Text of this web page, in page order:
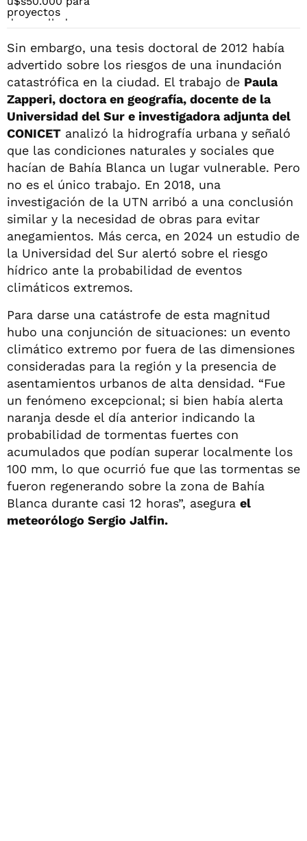
Sin embargo, una tesis doctoral de 2012 había
advertido sobre los riesgos de una inundación
catastrófica en la ciudad. El trabajo de Paula
Zapperi, doctora en geografía, docente de la
Universidad del Sur e investigadora adjunta del
CONICET analizó la hidrografía urbana y señaló
que las condiciones naturales y sociales que
hacían de Bahía Blanca un lugar vulnerable. Pero
no es el único trabajo. En 2018, una
investigación de la UTN arribó a una conclusión
similar y la necesidad de obras para evitar
anegamientos. Más cerca, en 2024 un estudio de
la Universidad del Sur alertó sobre el riesgo
hídrico ante la probabilidad de eventos
climáticos extremos.
Para darse una catástrofe de esta magnitud
hubo una conjunción de situaciones: un evento
climático extremo por fuera de las dimensiones
consideradas para la región y la presencia de
asentamientos urbanos de alta densidad. “Fue
un fenómeno excepcional; si bien había alerta
naranja desde el día anterior indicando la
probabilidad de tormentas fuertes con
acumulados que podían superar localmente los
100 mm, lo que ocurrió fue que las tormentas se
fueron regenerando sobre la zona de Bahía
Blanca durante casi 12 horas”, asegura el
meteorólogo Sergio Jalfin.